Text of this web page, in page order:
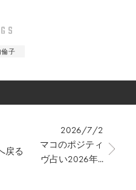
倫子
2026/7/2
マコのポジティ
ヴ占い2026年...
戻る